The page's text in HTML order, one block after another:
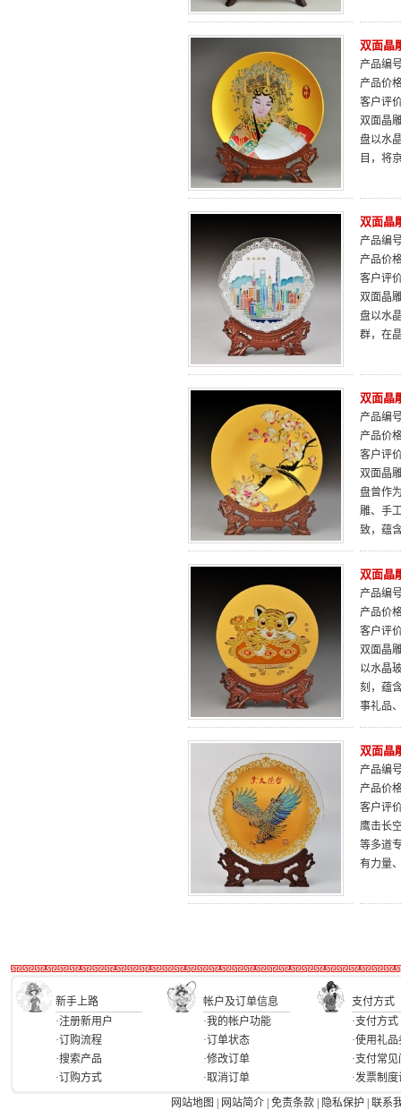
双面晶
产品编
产品价
客户评
双面晶
盘以水
目，将
双面晶
产品编
产品价
客户评
双面晶
盘以水
群，在
双面晶
产品编
产品价
客户评
双面晶
盘曾作
雕、手
致，蕴
双面晶
产品编
产品价
客户评
双面晶
以水晶
刻，蕴
事礼品
双面晶
产品编
产品价
客户评
鹰击长
等多道
有力量
新手上路 帐户及订单信息
支付方式
·注册新用户
·订购流程
·搜索产品
·订购方式
·我的帐户功能
·订单状态
·修改订单
·取消订单
·支付方式
·使用礼品
·支付常
·发票制
网站地图
网站简介 免责条款 隐私保护
联系